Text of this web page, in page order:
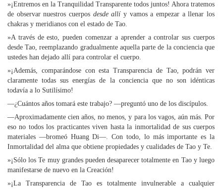
»¡Entremos en la Tranquilidad Transparente todos juntos! Ahora tratemos
de observar nuestros cuerpos desde allíy vamos a empezar a llenar los
chakras y meridianos con el estado de Tao.
»A través de esto, pueden comenzar a aprender a controlar sus cuerpos
desde Tao, reemplazando gradualmente aquella parte de la conciencia que
ustedes han dejado allí para controlar el cuerpo.
»¡Además, comparándose con esta Transparencia de Tao, podrán ver
claramente todas sus energías de la conciencia que no son idénticas
todavía a lo Sutilísimo!
—¿Cuántos años tomará este trabajo? —preguntó uno de los discípulos.
—Aproximadamente cien años, no menos, y para los vagos, aún más. Por
eso no todos los practicantes viven hasta la inmortalidad de sus cuerpos
materiales —bromeó Huang Di—. Con todo, lo más importante es la
Inmortalidad del alma que obtiene propiedades y cualidades de Tao y Te.
»¡Sólo los Te muy grandes pueden desaparecer totalmente en Tao y luego
manifestarse de nuevo en la Creación!
»¡La Transparencia de Tao es totalmente invulnerable a cualquier